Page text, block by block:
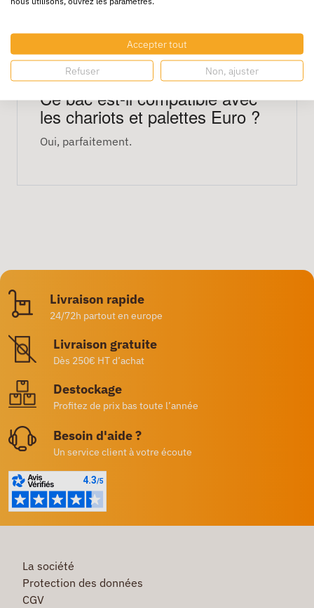
Norme : Euro-format
FAQ
Ce bac est-il compatible avec
les chariots et palettes Euro ?
Oui, parfaitement.
Livraison rapide
24/72h partout en europe
Livraison gratuite
Dès 250€ HT d’achat
Destockage
Profitez de prix bas toute l’année
Besoin d'aide ?
Un service client à votre écoute
La société
Protection des données
CGV
Accepter tout
Refuser Non, ajuster